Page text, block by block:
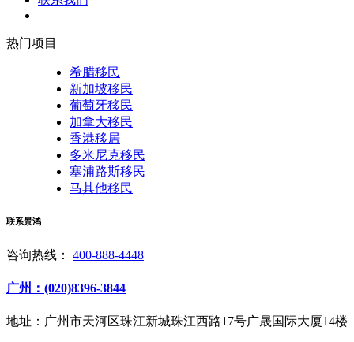
热门项目
希腊移民
新加坡移民
葡萄牙移民
加拿大移民
香港移居
多米尼克移民
塞浦路斯移民
马其他移民
联系景鸿
咨询热线： 400-888-4448
广州：(020)8396-3844
地址：广州市天河区珠江新城珠江西路17号广晟国际大厦14楼